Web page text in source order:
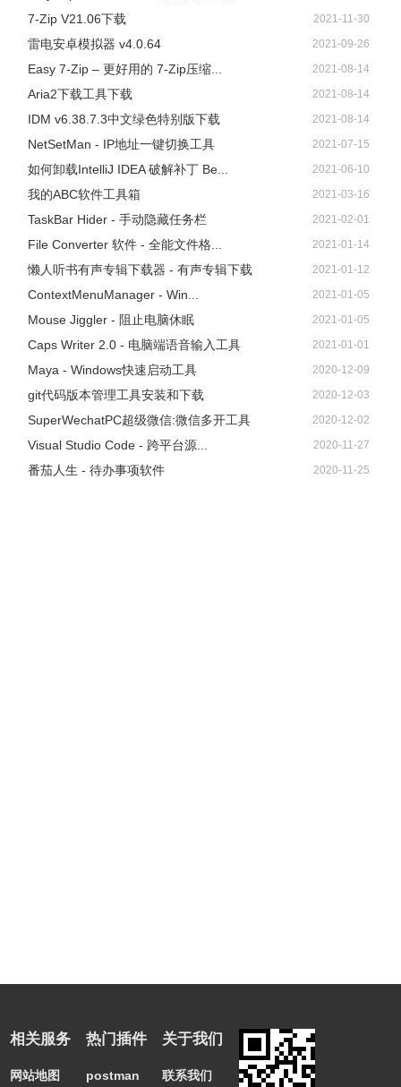
7-Zip V21.06下载 2021-11-30
雷电安卓模拟器 v4.0.64 2021-09-26
Easy 7-Zip – 更好用的 7-Zip压缩... 2021-08-14
Aria2下载工具下载 2021-08-14
IDM v6.38.7.3中文绿色特别版下载 2021-08-14
NetSetMan - IP地址一键切换工具 2021-07-15
如何卸载IntelliJ IDEA 破解补丁 Be... 2021-06-10
我的ABC软件工具箱 2021-03-16
TaskBar Hider - 手动隐藏任务栏 2021-02-01
File Converter 软件 - 全能文件格... 2021-01-14
懒人听书有声专辑下载器 - 有声专辑下载 2021-01-12
ContextMenuManager - Win... 2021-01-05
Mouse Jiggler - 阻止电脑休眠 2021-01-05
Caps Writer 2.0 - 电脑端语音输入工具 2021-01-01
Maya - Windows快速启动工具 2020-12-09
git代码版本管理工具安装和下载 2020-12-03
SuperWechatPC超级微信:微信多开工具 2020-12-02
Visual Studio Code - 跨平台源... 2020-11-27
番茄人生 - 待办事项软件 2020-11-25
相关服务
网站地图
热门插件
postman
关于我们
联系我们